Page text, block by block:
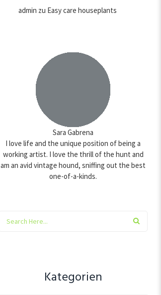
admin zu Easy care houseplants
Sara Gabrena
I love life and the unique position of being a
working artist. I love the thrill of the hunt and
am an avid vintage hound, sniffing out the best
one-of-a-kinds.
Kategorien